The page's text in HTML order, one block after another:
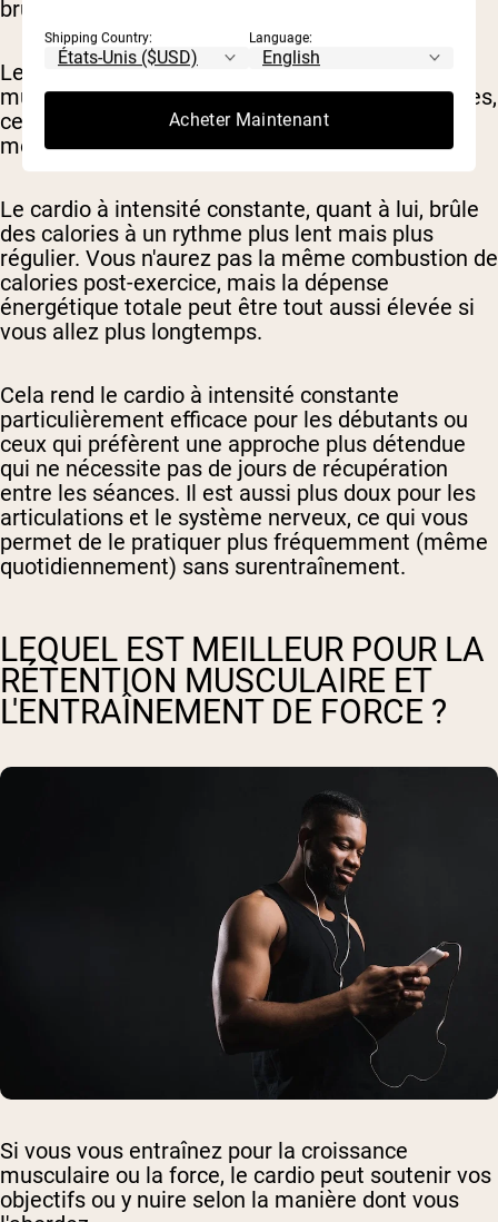
brûler plus d'énergie pendant la récupération.
Le HIIT aide également à préserver la masse
musculaire maigre pendant les déficits caloriques,
ce qui est essentiel pour maintenir un
métabolisme fort pendant la perte de poids.
Le cardio à intensité constante, quant à lui, brûle
des calories à un rythme plus lent mais plus
régulier. Vous n'aurez pas la même combustion de
calories post-exercice, mais la dépense
énergétique totale peut être tout aussi élevée si
vous allez plus longtemps.
Cela rend le cardio à intensité constante
particulièrement efficace pour les débutants ou
ceux qui préfèrent une approche plus détendue
qui ne nécessite pas de jours de récupération
entre les séances. Il est aussi plus doux pour les
articulations et le système nerveux, ce qui vous
permet de le pratiquer plus fréquemment (même
quotidiennement) sans surentraînement.
LEQUEL EST MEILLEUR POUR LA
RÉTENTION MUSCULAIRE ET
L'ENTRAÎNEMENT DE FORCE ?
Si vous vous entraînez pour la croissance
musculaire ou la force, le cardio peut soutenir vos
objectifs ou y nuire selon la manière dont vous
Shipping Country: Language:
Acheter Maintenant